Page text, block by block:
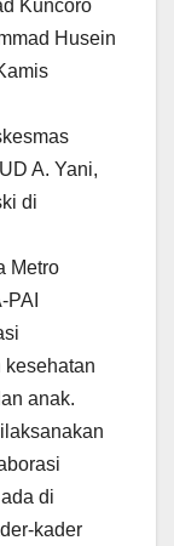
Kuncoro
Husein
A. Yani,
di
Metro
kesehatan
anak.
di
kader